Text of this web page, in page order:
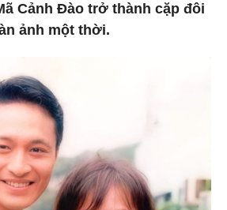
Cảnh Đào trở thành cặp đôi
ảnh một thời.